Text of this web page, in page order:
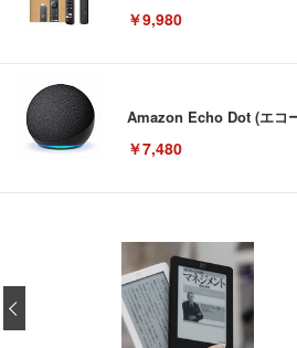
￥9,980
Amazon Echo Dot (エコ
￥7,480
[EdoErgo] オフィスチ
(黒網+黒枠+黒足)
￥5,699
EIZO ビジネス向けプレ
￥105,595
Amazonベーシック ペッ
￥3,373